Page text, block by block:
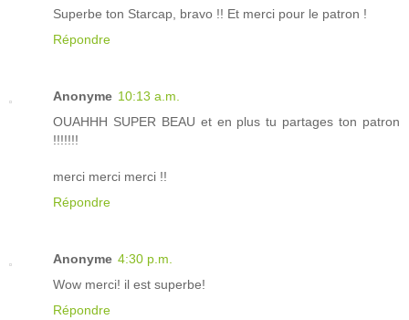
Superbe ton Starcap, bravo !! Et merci pour le patron !
Répondre
Anonyme 10:13 a.m.
OUAHHH SUPER BEAU et en plus tu partages ton patron
!!!!!!!
merci merci merci !!
Répondre
Anonyme 4:30 p.m.
Wow merci! il est superbe!
Répondre